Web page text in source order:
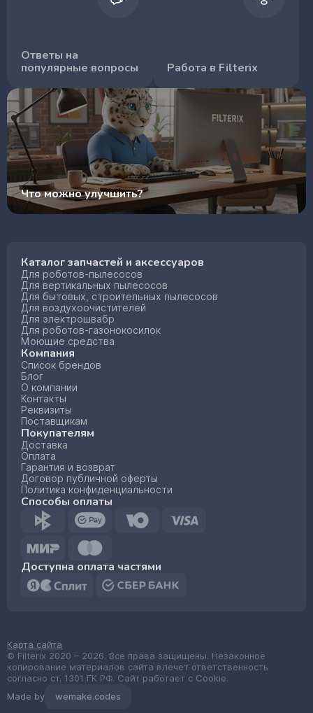
Ответы на
популярные вопросы
Работа в Filterix
Что можно улучшить?
Каталог запчастей и аксессуаров
Для роботов-пылесосов
Для вертикальных пылесосов
Для бытовых, строительных пылесосов
Для воздухоочистителей
Для электрошвабр
Для роботов-газонокосилок
Моющие средства
Компания
Список брендов
Блог
О компании
Контакты
Реквизиты
Поставщикам
Покупателям
Доставка
Оплата
Гарантия и возврат
Договор публичной оферты
Политика конфиденциальности
Способы оплаты
Доступна оплата частями
© Filterix 2020 – 2026. Все права защищены. Незаконное
копирование материалов сайта влечет ответственность
согласно ст. 1301 ГК РФ. Сайт работает с Cookie.
Карта сайта
Made by wemake.codes